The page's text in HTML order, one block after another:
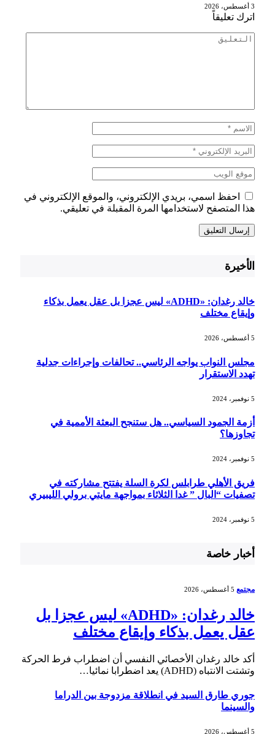
اترك تعليقاً
احفظ اسمي، بريدي الإلكتروني، والموقع الإلكتروني في
هذا المتصفح لاستخدامها المرة المقبلة في تعليقي.
الأخيرة
خالد رغدان: «ADHD» ليس عجزا بل عقل يعمل بذكاء
وإيقاع مختلف
مجلس النواب يواجه الرئاسي.. تحالفات وإجراءات جدلية
تهدد الاستقرار
أزمة الجمود السياسي.. هل ستنجح البعثة الأممية في
تجاوزها؟
فريق الأهلي طرابلس لكرة السلة يفتتح مشاركته في
تصفيات “البال ” غدا الثلاثاء بمواجهة مايتي برولي الليبيري
أخبار خاصة
مجتمع 5 أغسطس، 2026
خالد رغدان: «ADHD» ليس عجزا بل
عقل يعمل بذكاء وإيقاع مختلف
أكد خالد رغدان الأخصائي النفسي أن اضطراب فرط الحركة
وتشتت الانتباه (ADHD) يعد اضطرابا نمائيا…
جوري طارق السيد في انطلاقة مزدوجة بين الدراما
والسينما